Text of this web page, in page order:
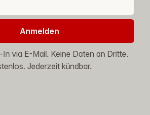
Anmelden
In via E-Mail. Keine Daten an Dritte.
Jederzeit kündbar.